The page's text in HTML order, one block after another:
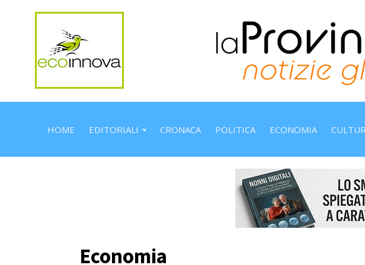
HOME EDITORIALI CRONACA POLITICA ECONOMIA
Economia